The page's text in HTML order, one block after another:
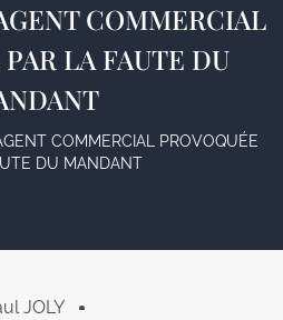
COMMERCIAL
LA FAUTE DU
COMMERCIAL PROVOQUÉE
DU MANDANT
JOLY